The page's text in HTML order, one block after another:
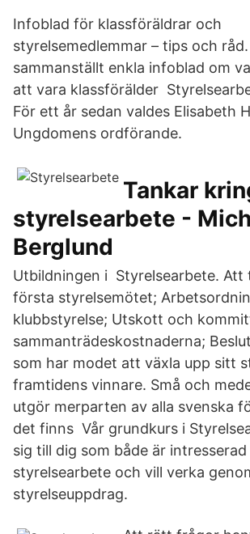
Infoblad för klassföräldrar och
styrelsemedlemmar – tips och
sammanställt enkla infoblad om
att vara klassförälder
För ett år sedan valdes Elisabeth
Ungdomens ordförande.
Tankar
styrelsearbete -
Berglund
Utbildningen i Styrelsearbete. Att
första styrelsemötet;
klubbstyrelse; Utskott och
sammanträdeskostnaderna;
som har modet att växla upp sitt
framtidens vinnare. Små och
utgör merparten av alla svenska
det finns Vår grundkurs i
sig till dig som både är intresserad
styrelsearbete och vill verka
styrelseuppdrag.